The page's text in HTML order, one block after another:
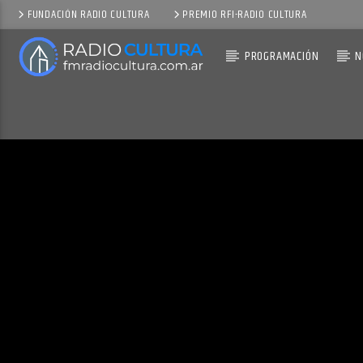
FUNDACIÓN RADIO CULTURA PREMIO RFI-RADIO CULTURA
PROGRAMACIÓN